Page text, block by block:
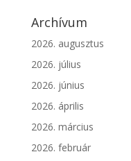
Archívum
2026. augusztus
2026. július
2026. június
2026. április
2026. március
2026. február